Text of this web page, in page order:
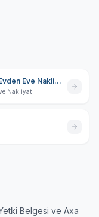
Kartal Evden Eve Nakliyat
Nakliyat
Belgesi ve Axa